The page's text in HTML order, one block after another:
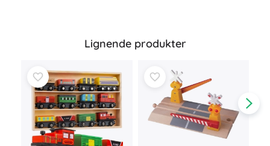
Lignende produkter